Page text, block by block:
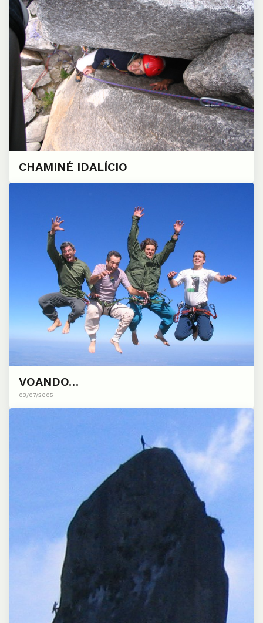
CHAMINÉ IDALÍCIO
VOANDO…
03/07/2005